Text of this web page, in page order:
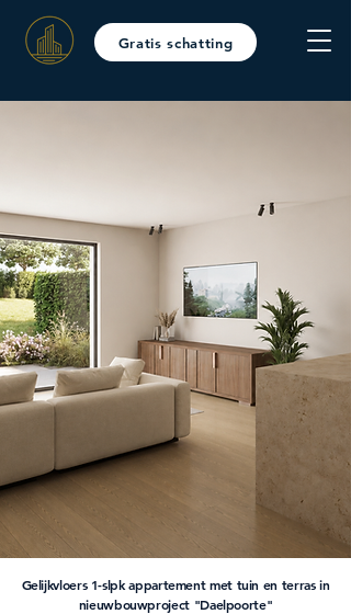
Gratis schatting
Gelijkvloers 1-slpk appartement met tuin en terras in
nieuwbouwproject "Daelpoorte"